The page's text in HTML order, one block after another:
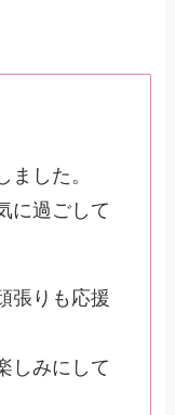
した。
に過ごして
張りも応援
しみにして